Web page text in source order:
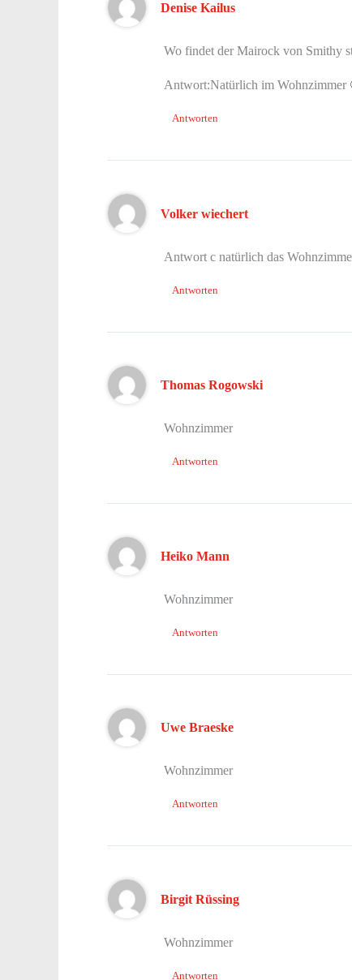
Denise Kailus
Wo findet der Mairock von Smithy
Antwort:Natürlich im Wohnzimmer
Antworten
Volker wiechert
Antwort c natürlich das
Antworten
Thomas Rogowski
Wohnzimmer
Antworten
Heiko Mann
Wohnzimmer
Antworten
Uwe Braeske
Wohnzimmer
Antworten
Birgit Rüssing
Wohnzimmer
Antworten